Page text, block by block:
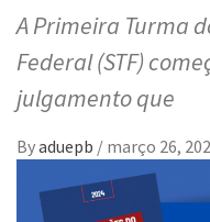
A Primeira Turma
Federal (STF)
julgamento que
Byaduepb / março 26,